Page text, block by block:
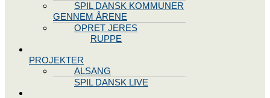
SPIL DANSK KOMMUNER
GENNEM ÅRENE
OPRET JERES
STYREGRUPPE
PROJEKTER
ALSANG
SPIL DANSK LIVE